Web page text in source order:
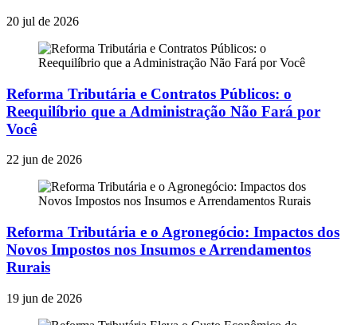
20 jul de 2026
Reforma Tributária e Contratos Públicos: o
Reequilíbrio que a Administração Não Fará por
Você
22 jun de 2026
Reforma Tributária e o Agronegócio: Impactos dos
Novos Impostos nos Insumos e Arrendamentos
Rurais
19 jun de 2026